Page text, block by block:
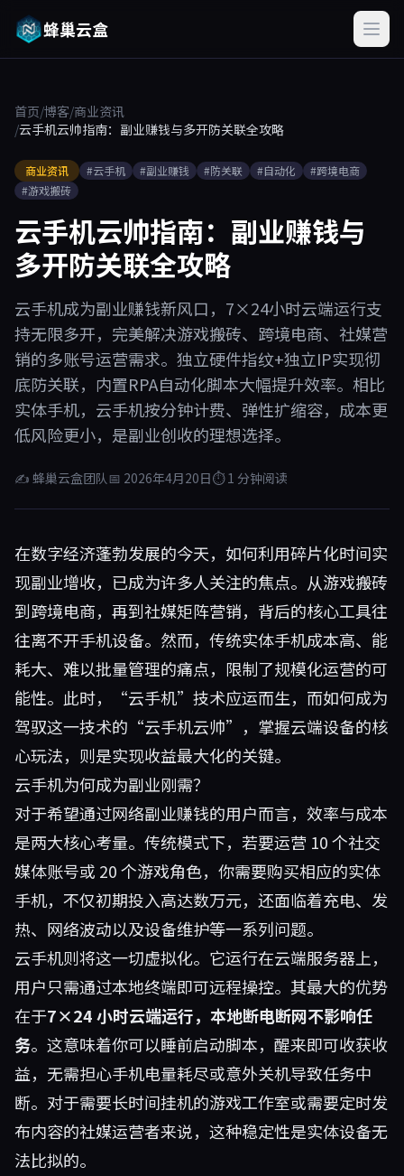
蜂巢云盒
首页/博客/商业资讯
/云手机云帅指南：副业赚钱与多开防关联全攻略
商业资讯 #云手机 #副业赚钱 #防关联 #自动化
#跨境电商
#游戏搬砖
云手机云帅指南：副业赚钱与
多开防关联全攻略
云手机成为副业赚钱新风口，7×24小时云端运行支
持无限多开，完美解决游戏搬砖、跨境电商、社媒营
销的多账号运营需求。独立硬件指纹+独立IP实现彻
底防关联，内置RPA自动化脚本大幅提升效率。相比
实体手机，云手机按分钟计费、弹性扩缩容，成本更
低风险更小，是副业创收的理想选择。
✍ 蜂巢云盒团队📅 2026年4月20日⏱ 1 分钟阅读
在数字经济蓬勃发展的今天，如何利用碎片化时间实
现副业增收，已成为许多人关注的焦点。从游戏搬砖
到跨境电商，再到社媒矩阵营销，背后的核心工具往
往离不开手机设备。然而，传统实体手机成本高、能
耗大、难以批量管理的痛点，限制了规模化运营的可
能性。此时，“云手机”技术应运而生，而如何成为
驾驭这一技术的“云手机云帅”，掌握云端设备的核
心玩法，则是实现收益最大化的关键。
云手机为何成为副业刚需？
对于希望通过网络副业赚钱的用户而言，效率与成本
是两大核心考量。传统模式下，若要运营 10 个社交
媒体账号或 20 个游戏角色，你需要购买相应的实体
手机，不仅初期投入高达数万元，还面临着充电、发
热、网络波动以及设备维护等一系列问题。
云手机则将这一切虚拟化。它运行在云端服务器上，
用户只需通过本地终端即可远程操控。其最大的优势
在于7×24 小时云端运行，本地断电断网不影响任
务。这意味着你可以睡前启动脚本，醒来即可收获收
益，无需担心手机电量耗尽或意外关机导致任务中
断。对于需要长时间挂机的游戏工作室或需要定时发
布内容的社媒运营者来说，这种稳定性是实体设备无
法比拟的。